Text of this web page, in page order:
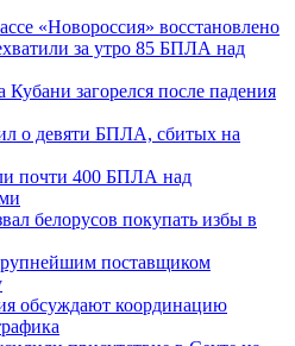
«Новороссия» восстановлено
за утро 85 БПЛА над
загорелся после падения
о девяти БПЛА, сбитых на
почти 400 БПЛА над
белорусов покупать избы в
поставщиком
обсуждают координацию